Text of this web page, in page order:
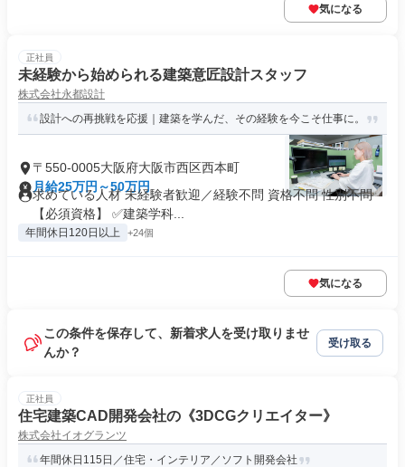
気になる
正社員
未経験から始められる建築意匠設計スタッフ
株式会社永都設計
設計への再挑戦を応援｜建築を学んだ、その経験を今こそ仕事に。
〒550-0005大阪府大阪市西区西本町
月給25万円～50万円
求めている人材 未経験者歓迎／経験不問 資格不問 性別不問
【必須資格】 ✅建築学科...
年間休日120日以上 +24個
気になる
この条件を保存して、新着求人を受け取りませ
んか？
受け取る
正社員
住宅建築CAD開発会社の《3DCGクリエイター》
株式会社イオグランツ
年間休日115日／住宅・インテリア／ソフト開発会社